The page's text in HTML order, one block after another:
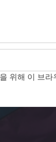
위해 이 브